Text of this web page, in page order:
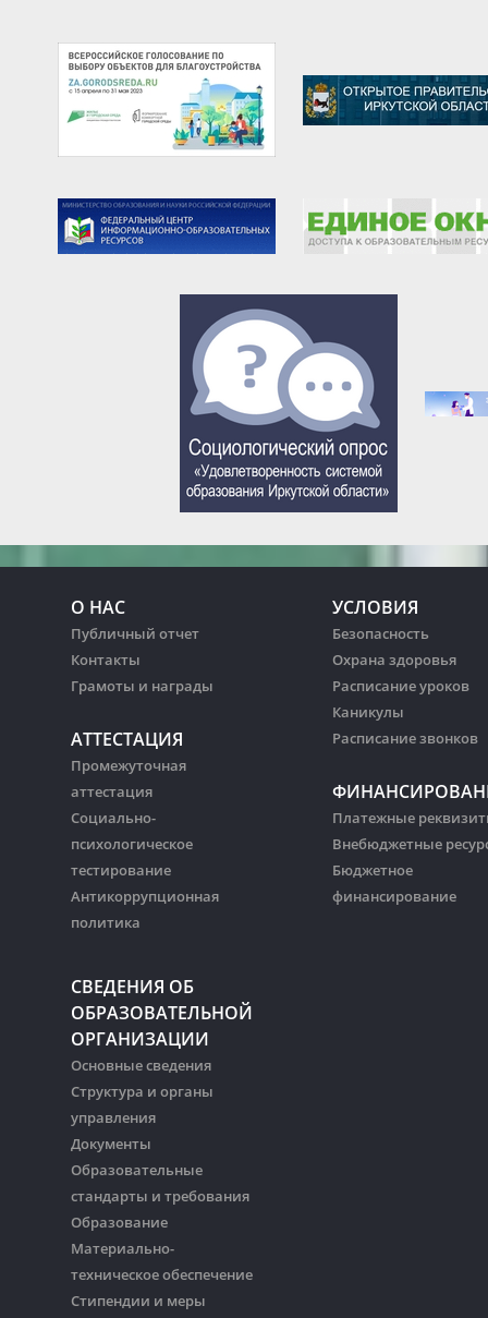
О НАС
Публичный отчет
Контакты
Грамоты и награды
АТТЕСТАЦИЯ
Промежуточная
аттестация
Социально-
психологическое
тестирование
Антикоррупционная
политика
УСЛОВИЯ
Безопасность
Охрана здоровья
Расписание уроков
Каникулы
Расписание звонков
Платежные
Внебюджетные
Бюджетное
финансирование
СВЕДЕНИЯ ОБ
ОБРАЗОВАТЕЛЬНОЙ
ОРГАНИЗАЦИИ
Основные сведения
Структура и органы
управления
Документы
Образовательные
стандарты и требования
Образование
Материально-
техническое обеспечение
Стипендии и меры